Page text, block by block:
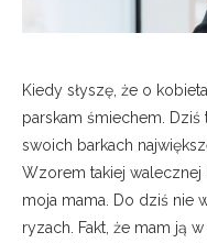
Kiedy słyszę, że o
parskam śmiechem.
swoich barkach
Wzorem takiej walecznej
moja mama. Do dziś nie
ryzach. Fakt, że mam ją